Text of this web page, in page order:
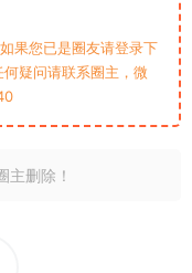
果您已是圈友请登录下
疑问请联系圈主，微
主删除！